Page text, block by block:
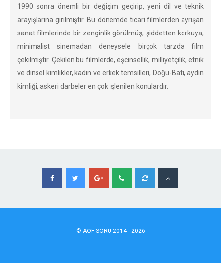
1990 sonra önemli bir değişim geçirip, yeni dil ve teknik
arayışlarına girilmiştir. Bu dönemde ticari filmlerden ayrışan
sanat filmlerinde bir zenginlik görülmüş; şiddetten korkuya,
minimalist sinemadan deneysele birçok tarzda film
çekilmiştir. Çekilen bu filmlerde, eşcinsellik, milliyetçilik, etnik
ve dinsel kimlikler, kadın ve erkek temsilleri, Doğu-Batı, aydın
kimliği, askeri darbeler en çok işlenilen konulardır.
© AÖFSORU 2014 - 2026